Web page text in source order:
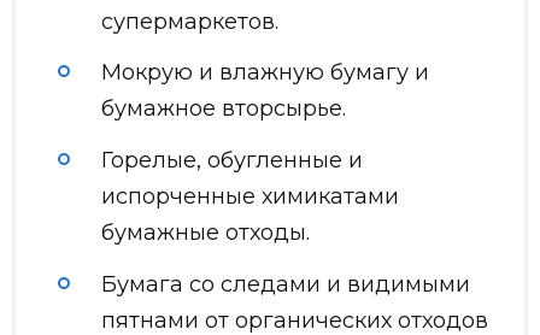
супермаркетов.
Мокрую и влажную бумагу и
бумажное вторсырье.
Горелые, обугленные и
испорченные химикатами
бумажные отходы.
Бумага со следами и видимыми
пятнами от органических отходов